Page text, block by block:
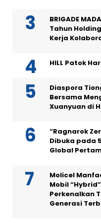
BRIGADE
Tahun
Kerja
HILL Patok
Diaspora
Bersama
Xuanyuan di
“Ragnarok
Dibuka pada
Global
Molicel
Mobil
Perkenalkan
Generasi